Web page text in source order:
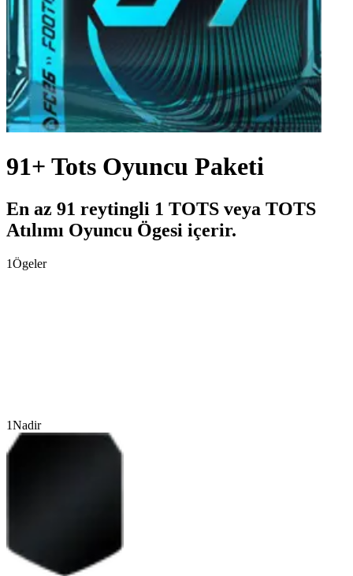
91+ Tots Oyuncu Paketi
En az 91 reytingli 1 TOTS veya TOTS
Atılımı Oyuncu Ögesi içerir.
1Ögeler
1Nadir